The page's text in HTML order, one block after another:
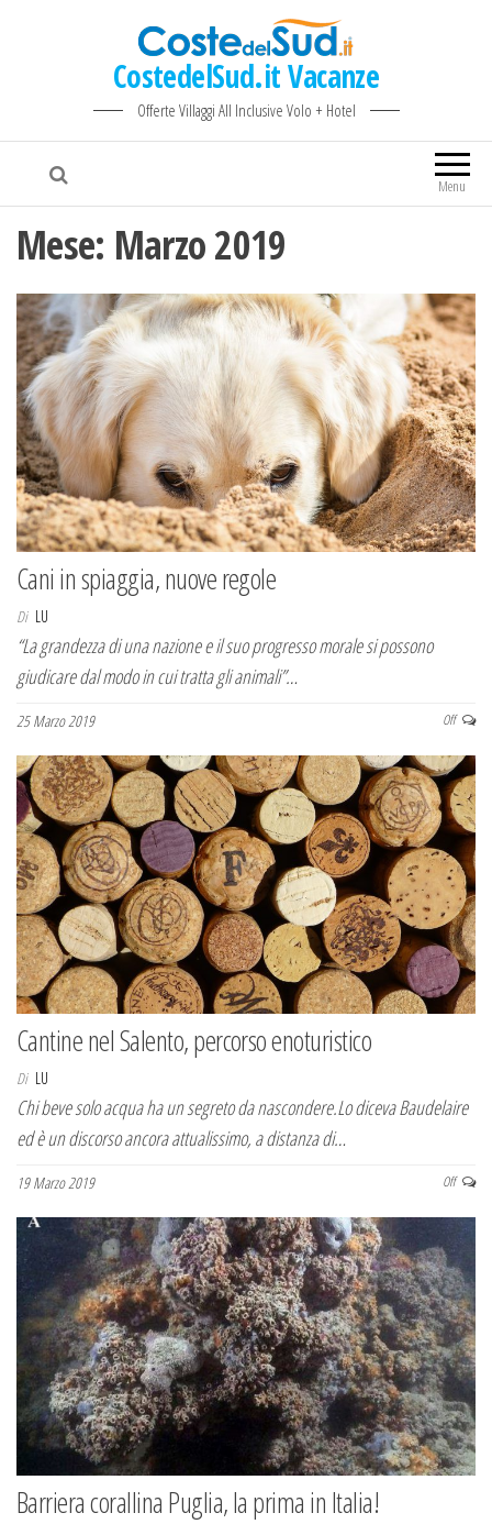
CostedelSud.it Vacanze
Offerte Villaggi All Inclusive Volo + Hotel
Menu
Mese: Marzo 2019
Cani in spiaggia, nuove regole
Di LU
“La grandezza di una nazione e il suo progresso morale si possono
giudicare dal modo in cui tratta gli animali”…
25 Marzo 2019 Off
Cantine nel Salento, percorso enoturistico
Di LU
Chi beve solo acqua ha un segreto da nascondere.Lo diceva Baudelaire
ed è un discorso ancora attualissimo, a distanza di…
19 Marzo 2019 Off
Barriera corallina Puglia, la prima in Italia!